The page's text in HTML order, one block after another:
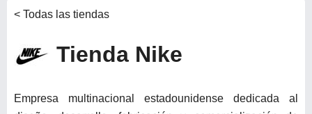
person
add
< Todas las tiendas
Tienda Nike
Empresa multinacional estadounidense dedicada al